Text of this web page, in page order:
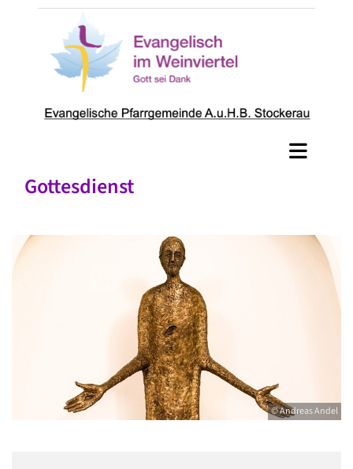
Gottesdienst
© Andreas Andel